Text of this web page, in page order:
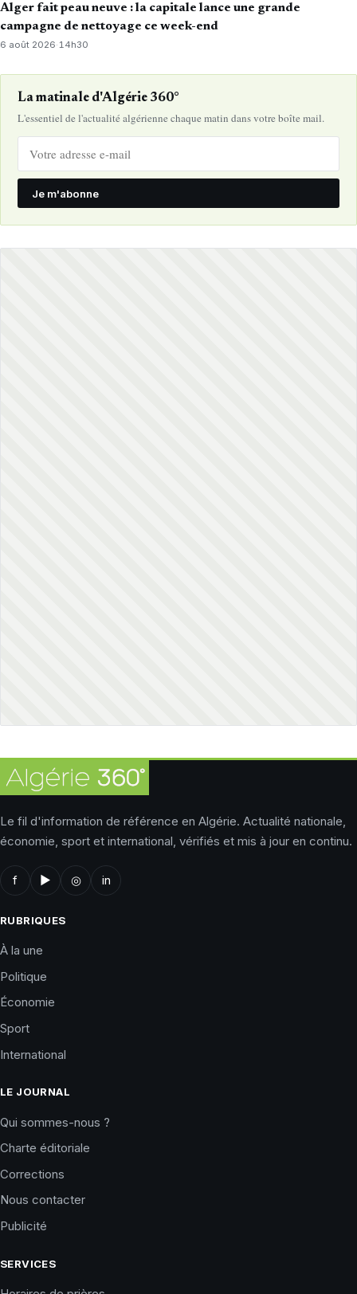
Alger fait peau neuve : la capitale lance une grande
campagne de nettoyage ce week-end
6 août 2026· 14h30
La matinale d'Algérie 360°
L'essentiel de l'actualité algérienne chaque matin dans votre boîte mail.
Je m'abonne
Le fil d'information de référence en Algérie. Actualité nationale,
économie, sport et international, vérifiés et mis à jour en continu.
f ▶ ◎ in
RUBRIQUES
À la une
Politique
Économie
Sport
International
LE JOURNAL
Qui sommes-nous ?
Charte éditoriale
Corrections
Nous contacter
Publicité
SERVICES